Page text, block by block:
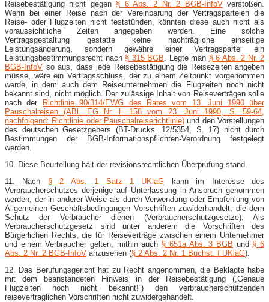
Reisebestätigung nicht gegen § 6 Abs. 2 Nr. 2 BGB-​InfoVverstoßen.
Wenn bei einer Reise nach der Vereinbarung der Vertragsparteien die
Reise- oder Flugzeiten nicht feststünden, könnten diese auch nicht als
voraussichtliche Zeiten angegeben werden. Eine solche
Vertragsgestaltung gestatte keine nachträgliche einseitige
Leistungsänderung, sondern gewähre einer Vertragspartei ein
Leistungsbestimmungsrecht nach § 315 BGB . Legte man § 6 Abs. 2 Nr. 2
BGB-​InfoV so aus, dass jede Reisebestätigung die Reisezeiten angeben
müsse, wäre ein Vertragsschluss, der zu einem Zeitpunkt vorgenommen
werde, in dem auch dem Reiseunternehmen die Flugzeiten noch nicht
bekannt sind, nicht möglich. Der zulässige Inhalt von Reiseverträgen solle
nach der Richtlinie 90/314/EWG des Rates vom 13. Juni 1990 über
Pauschalreisen (ABl. EG Nr. L 158 vom 23. Juni 1990, S. 59-​64,
nachfolgend: Richtlinie oder Pauschalreiserichtlinie) und den Vorstellungen
des deutschen Gesetzgebers (BT-​Drucks. 12/5354, S. 17) nicht durch
Bestimmungen der BGB-​Informationspflichten-​Verordnung festgelegt
werden.
10. Diese Beurteilung hält der revisionsrechtlichen Überprüfung stand.
11. Nach § 2 Abs. 1 Satz 1 UKlaG kann im Interesse des
Verbraucherschutzes derjenige auf Unterlassung in Anspruch genommen
werden, der in anderer Weise als durch Verwendung oder Empfehlung von
Allgemeinen Geschäftsbedingungen Vorschriften zuwiderhandelt, die dem
Schutz der Verbraucher dienen (Verbraucherschutzgesetze). Als
Verbraucherschutzgesetz sind unter anderem die Vorschriften des
Bürgerlichen Rechts, die für Reiseverträge zwischen einem Unternehmer
und einem Verbraucher gelten, mithin auch § 651a Abs. 3 BGB und § 6
Abs. 2 Nr. 2 BGB-​InfoV anzusehen (§ 2 Abs. 2 Nr. 1 Buchst. f UKlaG).
12. Das Berufungsgericht hat zu Recht angenommen, die Beklagte habe
mit dem beanstandeten Hinweis in der Reisebestätigung („Genaue
Flugzeiten noch nicht bekannt!“) den verbraucherschützenden
reisevertraglichen Vorschriften nicht zuwidergehandelt.